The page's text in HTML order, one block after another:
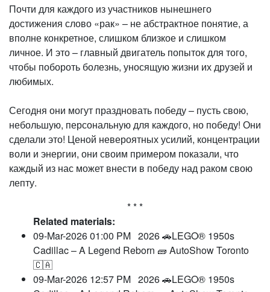
Почти для каждого из участников нынешнего
достижения слово «рак» – не абстрактное понятие, а
вполне конкретное, слишком близкое и слишком
личное. И это – главный двигатель попыток для того,
чтобы побороть болезнь, уносящую жизни их друзей и
любимых.
Сегодня они могут праздновать победу – пусть свою,
небольшую, персональную для каждого, но победу! Они
сделали это! Ценой невероятных усилий, концентрации
воли и энергии, они своим примером показали, что
каждый из нас может внести в победу над раком свою
лепту.
* * *
Related materials:
09-Mar-2026 01:00 PM 2026 🚗LEGO® 1950s
Cadillac – A Legend Reborn 🧱 AutoShow Toronto
🇨🇦
09-Mar-2026 12:57 PM 2026 🚗LEGO® 1950s